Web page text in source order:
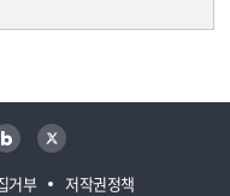
거부 저작권정책
블로그 트위터